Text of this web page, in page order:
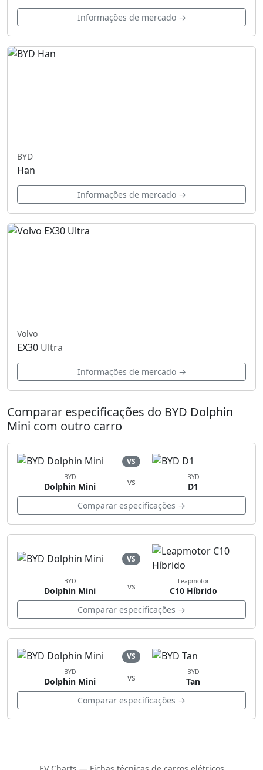
Informações de mercado →
BYD
Han
Informações de mercado →
Volvo
EX30 Ultra
Informações de mercado →
Comparar especificações do BYD Dolphin
Mini com outro carro
VS
BYD
Dolphin Mini vs BYD
D1
Comparar especificações →
VS
BYD
Dolphin Mini vs Leapmotor
C10 Híbrido
Comparar especificações →
VS
BYD
Dolphin Mini vs BYD
Tan
Comparar especificações →